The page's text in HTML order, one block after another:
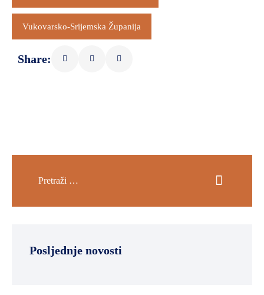
Vukovarsko-Srijemska Županija
Share:
Posljednje novosti